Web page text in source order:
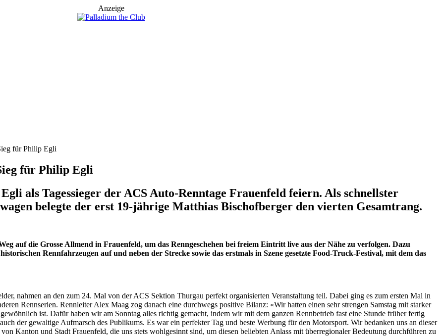
Anzeige
für Philip Egli
für Philip Egli
als Tagessieger der ACS Auto-Renntage Frauenfeld feiern. Als schnellster
belegte der erst 19-jährige Matthias Bischofberger den vierten Gesamtrang.
auf die Grosse Allmend in Frauenfeld, um das Renngeschehen bei freiem Eintritt live aus der Nähe zu verfolgen. Dazu
Rennfahrzeugen auf und neben der Strecke sowie das erstmals in Szene gesetzte Food-Truck-Festival, mit dem das
nahmen an den zum 24. Mal von der ACS Sektion Thurgau perfekt organisierten Veranstaltung teil. Dabei ging es zum ersten Mal in
Rennserien. Rennleiter Alex Maag zog danach eine durchwegs positive Bilanz: «Wir hatten einen sehr strengen Samstag mit starker
ist. Dafür haben wir am Sonntag alles richtig gemacht, indem wir mit dem ganzen Rennbetrieb fast eine Stunde früher fertig
der gewaltige Aufmarsch des Publikums. Es war ein perfekter Tag und beste Werbung für den Motorsport. Wir bedanken uns an dieser
Kanton und Stadt Frauenfeld, die uns stets wohlgesinnt sind, um diesen beliebten Anlass mit überregionaler Bedeutung durchführen zu